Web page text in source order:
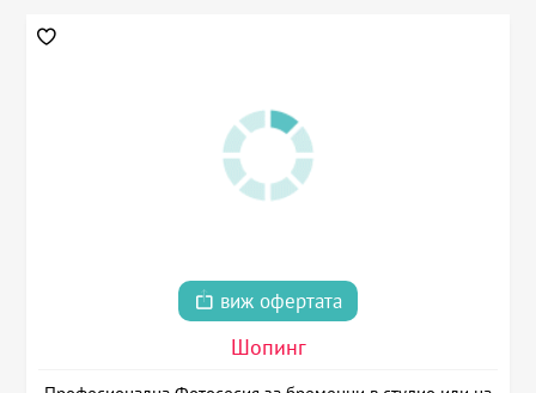
виж офертата
Шопинг